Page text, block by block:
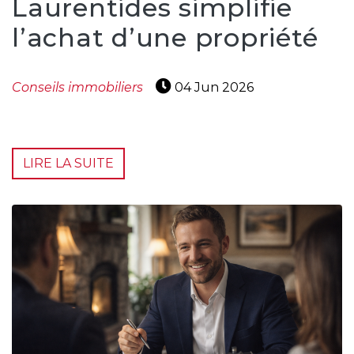
T
Programmes
Laurentides simplifie
l’achat d’une propriété
Conseils immobiliers 04 Jun 2026
LIRE LA SUITE